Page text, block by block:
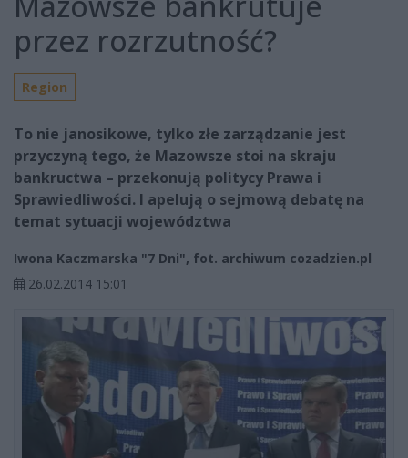
przez rozrzutność?
Region
To nie janosikowe, tylko złe zarządzanie jest
przyczyną tego, że Mazowsze stoi na skraju
bankructwa – przekonują politycy Prawa i
Sprawiedliwości. I apelują o sejmową debatę na
temat sytuacji województwa
Iwona Kaczmarska "7 Dni", fot. archiwum cozadzien.pl
26.02.2014 15:01